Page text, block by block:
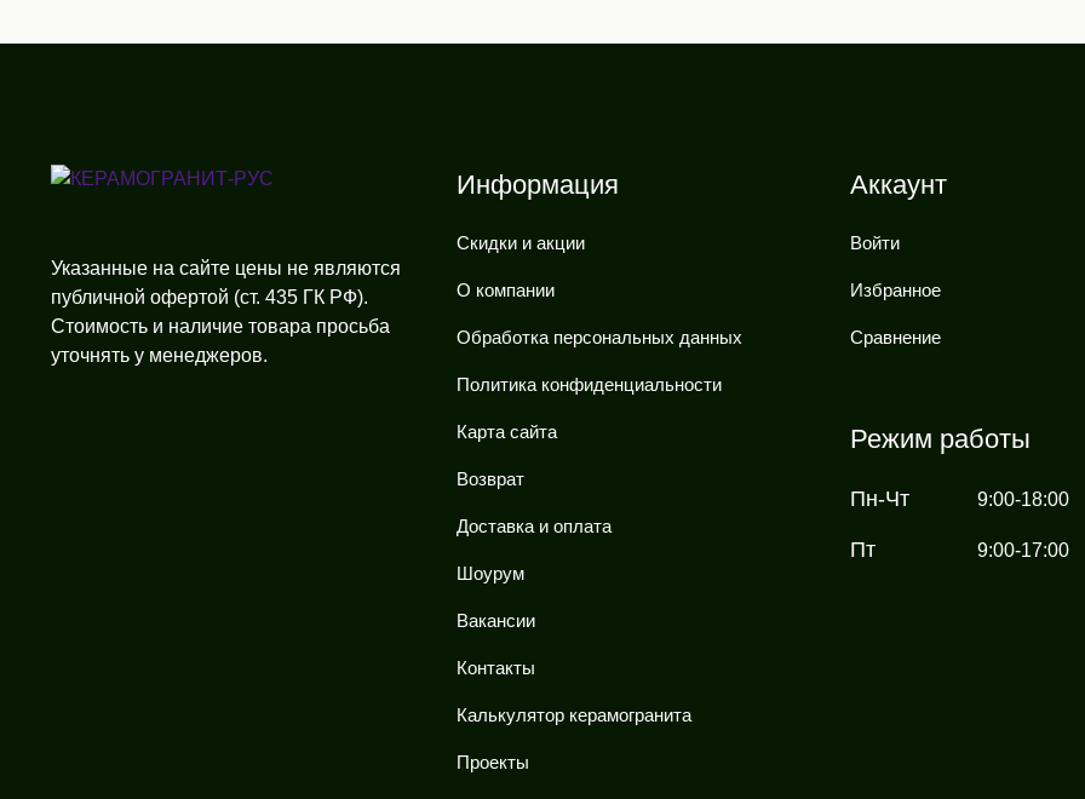
Указанные на сайте цены не являются
публичной офертой (ст. 435 ГК РФ).
Стоимость и наличие товара просьба
уточнять у менеджеров.
Информация
Скидки и акции
О компании
Обработка персональных данных
Политика конфиденциальности
Карта сайта
Возврат
Доставка и оплата
Шоурум
Вакансии
Контакты
Калькулятор керамогранита
Проекты
Аккаунт
Войти
Избранное
Сравнение
Режим работы
Пн-Чт 9:00-18:00
Пт 9:00-17:00